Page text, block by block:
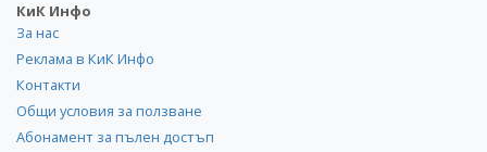
КиК Инфо
За нас
Реклама в КиК Инфо
Контакти
Общи условия за ползване
Абонамент за пълен достъп